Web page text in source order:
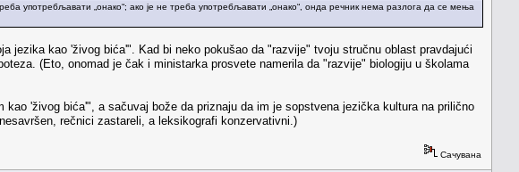
употребљавати „онако“; ако је не треба употребљавати „онако“, онда речник нема разлога да се мења
jezika kao 'živog bića'". Kad bi neko pokušao da "razvije" tvoju stručnu oblast pravdajući
(Eto, onomad je čak i ministarka prosvete namerila da "razvije" biologiju u školama
'živog bića'", a sačuvaj bože da priznaju da im je sopstvena jezička kultura na prilično
rečnici zastareli, a leksikografi konzervativni.)
Сачувана